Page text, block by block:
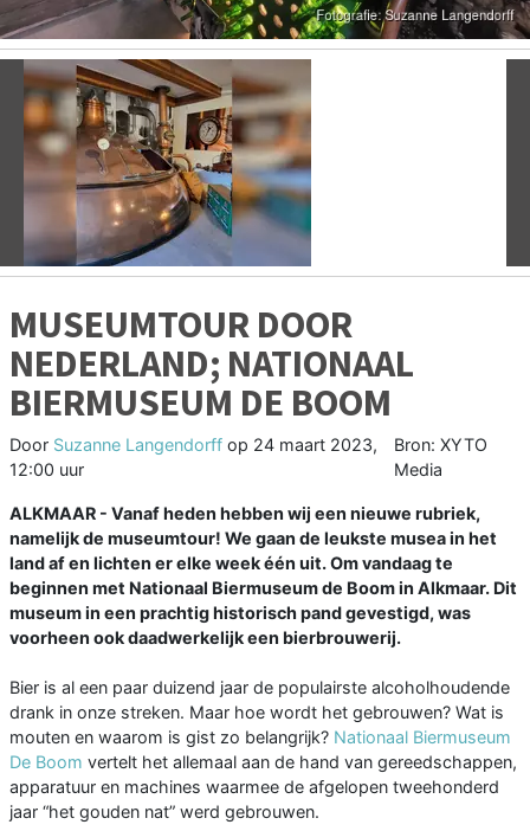
MUSEUMTOUR DOOR
NEDERLAND; NATIONAAL
BIERMUSEUM DE BOOM
Door Suzanne Langendorff op 24 maart 2023,
12:00 uur
Bron: XYTO
Media
ALKMAAR - Vanaf heden hebben wij een nieuwe rubriek,
namelijk de museumtour! We gaan de leukste musea in het
land af en lichten er elke week één uit. Om vandaag te
beginnen met Nationaal Biermuseum de Boom in Alkmaar. Dit
museum in een prachtig historisch pand gevestigd, was
voorheen ook daadwerkelijk een bierbrouwerij.
Bier is al een paar duizend jaar de populairste alcoholhoudende
drank in onze streken. Maar hoe wordt het gebrouwen? Wat is
mouten en waarom is gist zo belangrijk? Nationaal Biermuseum
De Boom vertelt het allemaal aan de hand van gereedschappen,
apparatuur en machines waarmee de afgelopen tweehonderd
jaar “het gouden nat” werd gebrouwen.